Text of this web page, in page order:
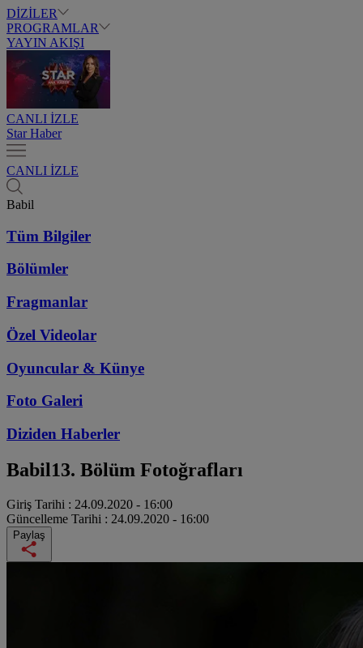
DİZİLER
PROGRAMLAR
YAYIN AKIŞI
CANLI İZLE
Star Haber
CANLI İZLE
Babil
Tüm Bilgiler
Bölümler
Fragmanlar
Özel Videolar
Oyuncular & Künye
Foto Galeri
Diziden Haberler
Babil13. Bölüm Fotoğrafları
Giriş Tarihi : 24.09.2020 - 16:00
Güncelleme Tarihi : 24.09.2020 - 16:00
Paylaş